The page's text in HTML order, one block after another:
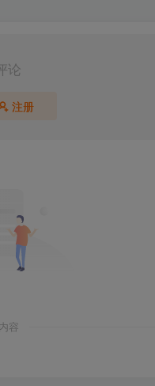
论
注册
容